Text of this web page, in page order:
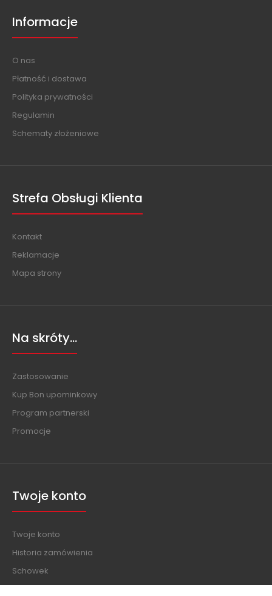
Informacje
O nas
Płatność i dostawa
Polityka prywatności
Regulamin
Schematy złożeniowe
Strefa Obsługi Klienta
Kontakt
Reklamacje
Mapa strony
Na skróty...
Zastosowanie
Kup Bon upominkowy
Program partnerski
Promocje
Twoje konto
Twoje konto
Historia zamówienia
Schowek
Biuletyn